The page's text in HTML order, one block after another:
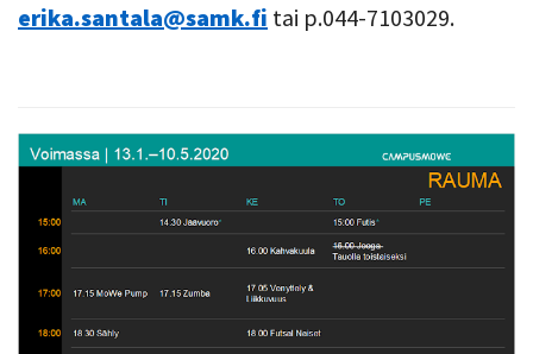
erika.santala@samk.fi tai p.044-7103029.